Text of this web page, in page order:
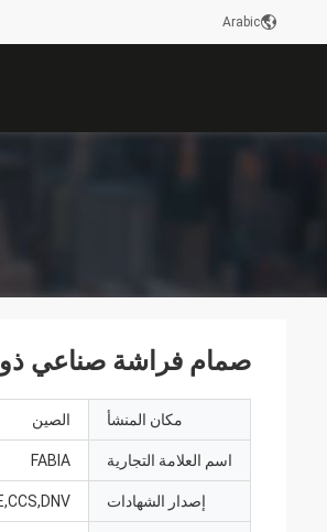
Arabic
صمام فراشة صناعي ذو
مكان المنشأ الصين
اسم العلامة التجارية FABIA
إصدار الشهادات